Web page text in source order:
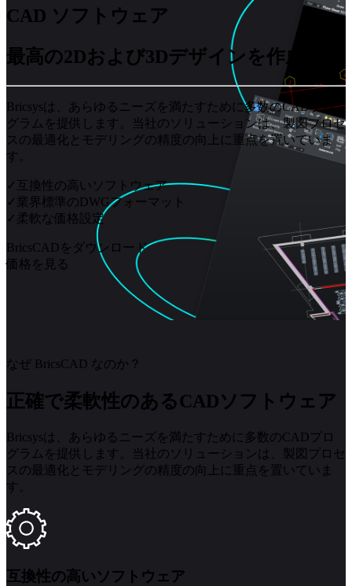
CAD ソフトウェア
最高の2Dおよび3Dデザインを作成
Bricsysは、あらゆるニーズを満たすために多数のCADプロ
グラムを提供します。当社のソリューションは、製図プロセ
スの最適化とモデリングの精度の向上に重点を置いていま
す。
✓互換性の高いソフトウェア
✓業界標準のDWGフォーマット
✓柔軟な価格設定
BricsCADをダウンロード
価格を見る
なぜ BricsCAD なのか？
正確で柔軟性のあるCADソフトウェア
Bricsysは、あらゆるニーズを満たすために多数のCADプロ
グラムを提供します。当社のソリューションは、製図プロセ
スの最適化とモデリングの精度の向上に重点を置いていま
す。
互換性の高いソフトウェア